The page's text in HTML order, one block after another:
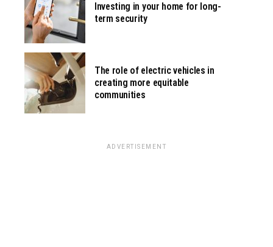
Investing in your home for long-
term security
The role of electric vehicles in
creating more equitable
communities
ADVERTISEMENT